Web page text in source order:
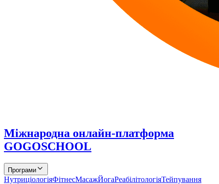
Міжнародна онлайн-платформа
GOGOSCHOOL
Програми
НутриціологіяФітнесМасажЙогаРеабілітологіяТейпування